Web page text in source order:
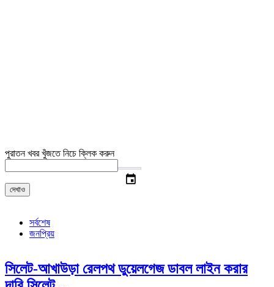
পুরাতন খবর খুঁজতে নিচে ক্লিক করুন
event
দেখাও
সর্বশেষ
জনপ্রিয়
সিলেট-আখাউড়া রেলপথ ডুয়েলগেজ ডাবল লাইন করার